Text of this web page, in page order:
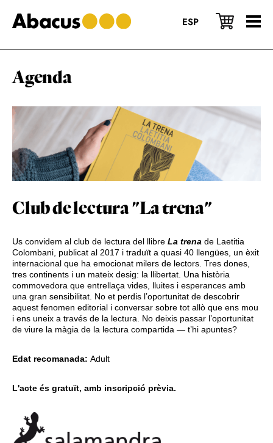
to
main
to
primary
to
footer
ESP
Agenda
Club de lectura "La trena"
Us convidem al club de lectura del llibre La trena de Laetitia
Colombani, publicat al 2017 i traduït a quasi 40 llengües, un èxit
internacional que ha emocionat milers de lectors. Tres dones,
tres continents i un mateix desig: la llibertat. Una història
commovedora que entrellaça vides, lluites i esperances amb
una gran sensibilitat. No et perdis l’oportunitat de descobrir
aquest fenomen editorial i conversar sobre tot allò que ens mou
i ens uneix a través de la lectura. No deixis passar l’oportunitat
de viure la màgia de la lectura compartida — t’hi apuntes?
Edat recomanada: Adult
L'acte és gratuït, amb inscripció prèvia.